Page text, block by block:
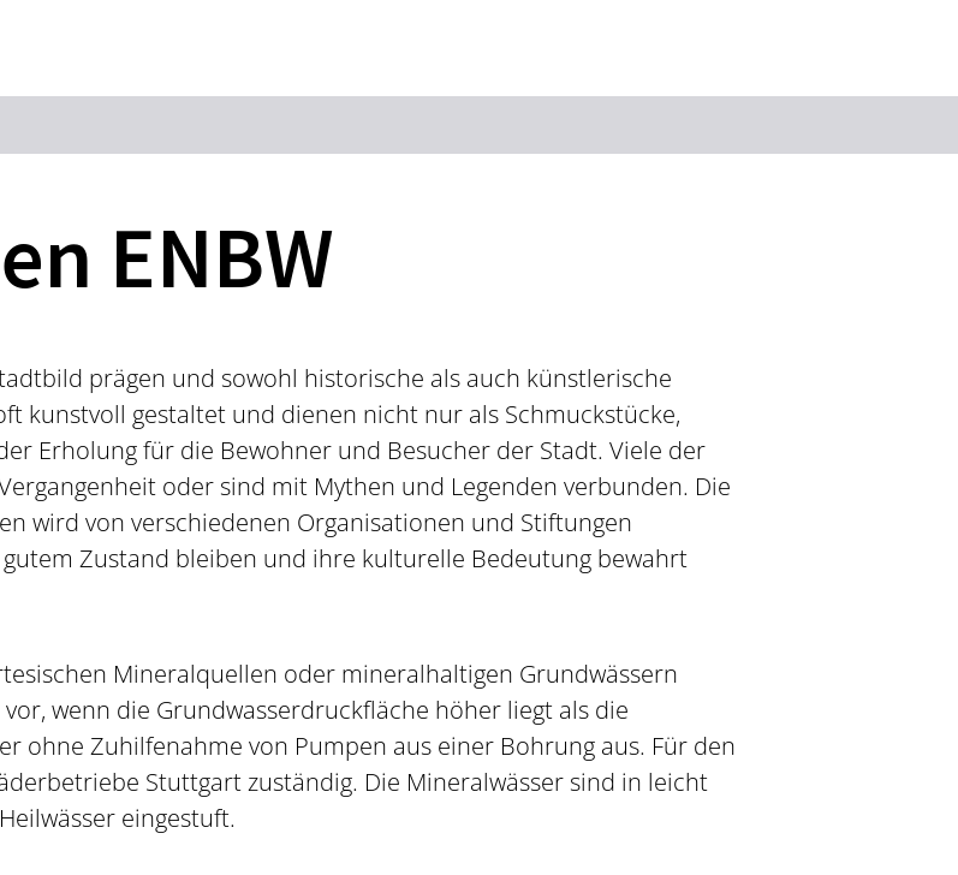
Suchbegriff
Erlebnisse
Wein
Kultur
ENBW
prägen und sowohl historische als auch künstlerische
kunstvoll gestaltet und dienen nicht nur als Schmuckstücke,
Erholung für die Bewohner und Besucher der Stadt. Viele der
oder sind mit Mythen und Legenden verbunden. Die
wird von verschiedenen Organisationen und Stiftungen
Zustand bleiben und ihre kulturelle Bedeutung bewahrt
Mineralquellen oder mineralhaltigen Grundwässern
wenn die Grundwasserdruckfläche höher liegt als die
ohne Zuhilfenahme von Pumpen aus einer Bohrung aus. Für den
Stuttgart zuständig. Die Mineralwässer sind in leicht
eingestuft.